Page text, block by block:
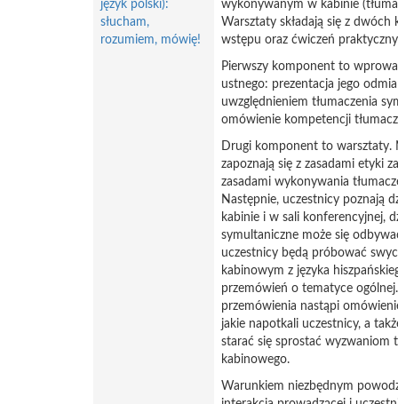
język polski):
słucham,
rozumiem, mówię!
wykonywanym w kabinie
Warsztaty składają się z
wstępu oraz ćwiczeń
Pierwszy komponent to
ustnego: prezentacja jego
uwzględnieniem tłumaczenia
omówienie kompetencji
Drugi komponent to warsztaty.
zapoznają się z zasadami etyki
zasadami wykonywania
Następnie, uczestnicy poznają
kabinie i w sali konferencyjnej,
symultaniczne może się
uczestnicy będą próbować
kabinowym z języka
przemówień o tematyce
przemówienia nastąpi
jakie napotkali uczestnicy, a
starać się sprostać wyzwaniom
kabinowego.
Warunkiem niezbędnym